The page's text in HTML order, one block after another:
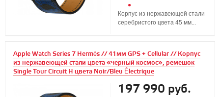
Корпус из нержавеющей стали
серебристого цвета 45 мм...
Apple Watch Series 7 Hermès // 41мм GPS + Cellular // Корпус
из нержавеющей стали цвета «черный космос», ремешок
Single Tour Circuit H цвета Noir/Bleu Électrique
197 990 руб.